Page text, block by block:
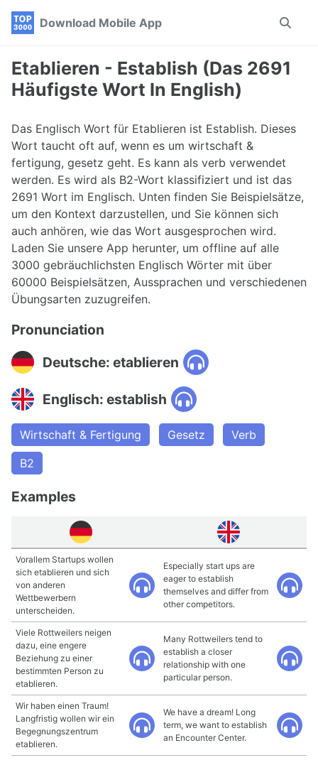
Skip
navigation
Skip
Skip
Download Mobile App
Toggle
Etablieren - Establish (Das 2691
Häufigste Wort In English)
Das Englisch Wort für Etablieren ist Establish. Dieses
Wort taucht oft auf, wenn es um wirtschaft &
fertigung, gesetz geht. Es kann als verb verwendet
werden. Es wird als B2-Wort klassifiziert und ist das
2691 Wort im Englisch. Unten finden Sie Beispielsätze,
um den Kontext darzustellen, und Sie können sich
auch anhören, wie das Wort ausgesprochen wird.
Laden Sie unsere App herunter, um offline auf alle
3000 gebräuchlichsten Englisch Wörter mit über
60000 Beispielsätzen, Aussprachen und verschiedenen
Übungsarten zuzugreifen.
Pronunciation
Deutsche: etablieren
Englisch: establish
Wirtschaft & Fertigung Gesetz
Verb
B2
Examples
Vorallem Startups wollen
sich etablieren und sich
von anderen
Wettbewerbern
unterscheiden.
Especially start ups are
eager to establish
themselves and differ from
other competitors.
Viele Rottweilers neigen
dazu, eine engere
Beziehung zu einer
bestimmten Person zu
etablieren.
Many Rottweilers tend to
establish a closer
relationship with one
particular person.
Wir haben einen Traum!
Langfristig wollen wir ein
Begegnungszentrum
etablieren.
We have a dream! Long
term, we want to establish
an Encounter Center.